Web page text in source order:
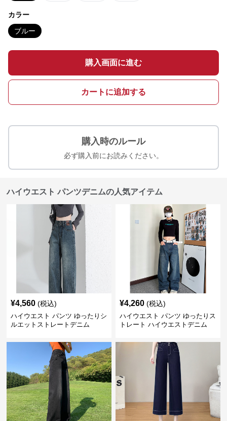
カラー
ブルー
購入画面に進む
カートに追加する
購入時のルール
必ず購入前にお読みください。
ハイウエスト パンツデニムの人気アイテム
¥4,560 (税込)
ハイウエスト パンツ ゆったりシ
ルエットストレートデニム
¥4,260 (税込)
ハイウエスト パンツ ゆったりス
トレート ハイウエストデニム